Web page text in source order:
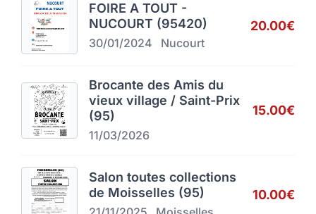
FOIRE A TOUT -
NUCOURT (95420)
30/01/2024 Nucourt
20.00€
Brocante des Amis du
vieux village / Saint-Prix
(95)
11/03/2026
15.00€
Salon toutes collections
de Moisselles (95)
10.00€